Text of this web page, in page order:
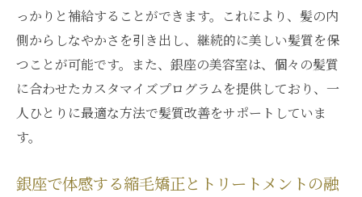
っかりと補給することができます。これにより、髪の内
側からしなやかさを引き出し、継続的に美しい髪質を保
つことが可能です。また、銀座の美容室は、個々の髪質
に合わせたカスタマイズプログラムを提供しており、一
人ひとりに最適な方法で髪質改善をサポートしていま
す。
銀座で体感する縮毛矯正とトリートメントの融